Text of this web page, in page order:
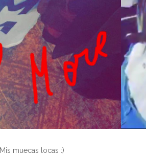
Mis muecas locas :)